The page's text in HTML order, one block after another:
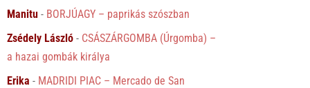
Manitu - BORJÚAGY – paprikás szószban
Zsédely László - CSÁSZÁRGOMBA (Úrgomba) –
a hazai gombák királya
Erika - MADRIDI PIAC – Mercado de San